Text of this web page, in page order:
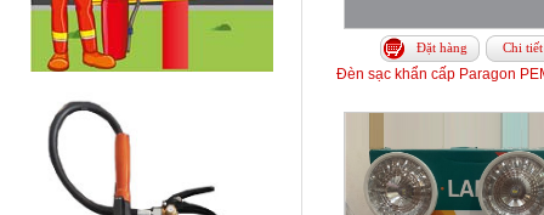
Đặt hàng Chi tiết
Đèn sạc khẩn cấp Paragon